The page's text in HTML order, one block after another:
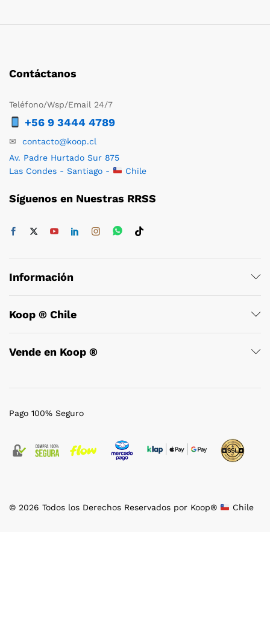
Contáctanos
Teléfono/Wsp/Email 24/7
+56 9 3444 4789
✉ contacto@koop.cl
Av. Padre Hurtado Sur 875
Las Condes - Santiago -
Chile
Síguenos en Nuestras RRSS
Información
Koop ® Chile
Vende en Koop ®
© 2026 Todos los Derechos Reservados por Koop® Chile
Pago 100% Seguro